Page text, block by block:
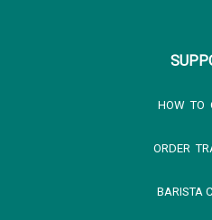
HOW TO
ORDER
BARISTA